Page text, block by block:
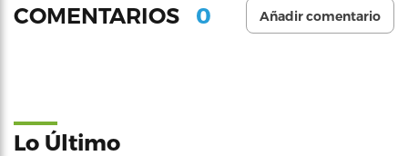
COMENTARIOS 0 Añadir comentario
Lo Último